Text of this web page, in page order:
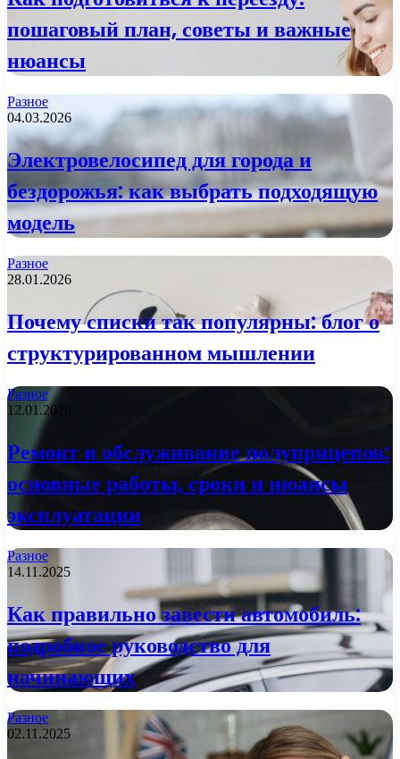
пошаговый план, советы и важные
нюансы
Разное
04.03.2026
Электровелосипед для города и
бездорожья: как выбрать подходящую
модель
Разное
28.01.2026
Почему списки так популярны: блог о
структурированном мышлении
Разное
12.01.2026
Ремонт и обслуживание полуприцепов:
основные работы, сроки и нюансы
эксплуатации
Разное
14.11.2025
Как правильно завести автомобиль:
подробное руководство для
начинающих
Разное
02.11.2025